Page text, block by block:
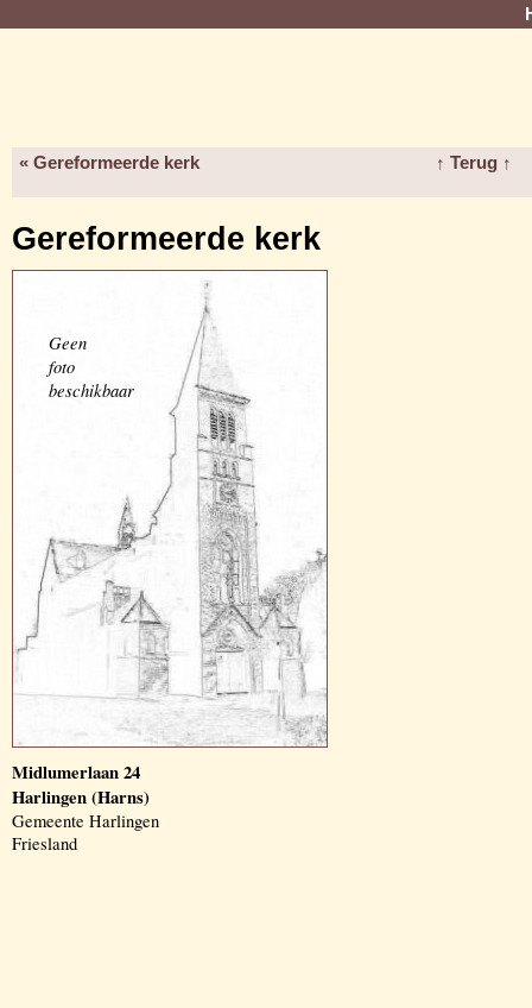
« Gereformeerde kerk ↑ Terug ↑
Gereformeerde kerk
Geen
foto
beschikbaar
Midlumerlaan 24
Harlingen (Harns)
Gemeente Harlingen
Friesland